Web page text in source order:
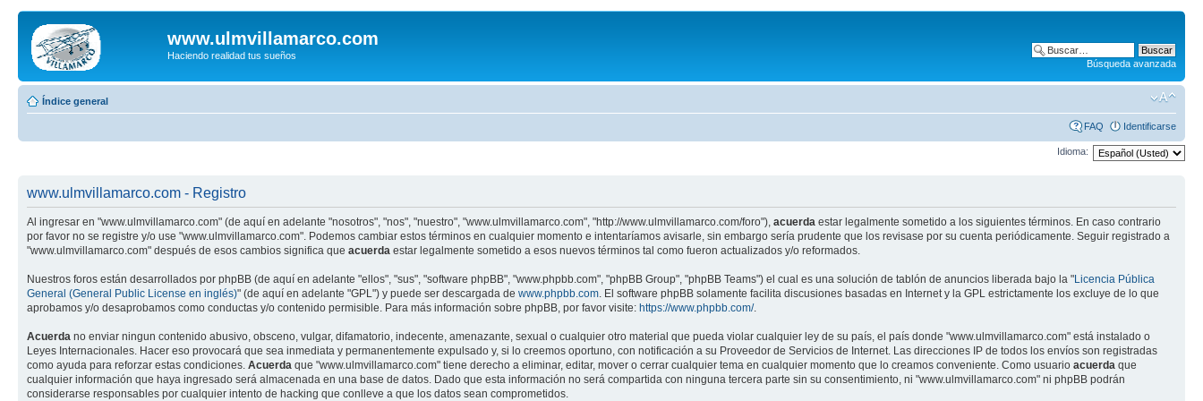
www.ulmvillamarco.com
Haciendo realidad tus sueños
Búsqueda avanzada
Índice general
FAQ Identificarse
Idioma:
www.ulmvillamarco.com - Registro
Al ingresar en "www.ulmvillamarco.com" (de aquí en adelante "nosotros", "nos", "nuestro", "www.ulmvillamarco.com", "http://www.ulmvillamarco.com/foro"), acuerda estar legalmente sometido a los siguientes términos. En caso contrario
por favor no se registre y/o use "www.ulmvillamarco.com". Podemos cambiar estos términos en cualquier momento e intentaríamos avisarle, sin embargo sería prudente que los revisase por su cuenta periódicamente. Seguir registrado a
"www.ulmvillamarco.com" después de esos cambios significa que acuerda estar legalmente sometido a esos nuevos términos tal como fueron actualizados y/o reformados.
Nuestros foros están desarrollados por phpBB (de aquí en adelante "ellos", "sus", "software phpBB", "www.phpbb.com", "phpBB Group", "phpBB Teams") el cual es una solución de tablón de anuncios liberada bajo la "Licencia Pública
General (General Public License en inglés)" (de aquí en adelante "GPL") y puede ser descargada de www.phpbb.com. El software phpBB solamente facilita discusiones basadas en Internet y la GPL estrictamente los excluye de lo que
aprobamos y/o desaprobamos como conductas y/o contenido permisible. Para más información sobre phpBB, por favor visite: https://www.phpbb.com/.
Acuerda no enviar ningun contenido abusivo, obsceno, vulgar, difamatorio, indecente, amenazante, sexual o cualquier otro material que pueda violar cualquier ley de su país, el país donde "www.ulmvillamarco.com" está instalado o
Leyes Internacionales. Hacer eso provocará que sea inmediata y permanentemente expulsado y, si lo creemos oportuno, con notificación a su Proveedor de Servicios de Internet. Las direcciones IP de todos los envíos son registradas
como ayuda para reforzar estas condiciones. Acuerda que "www.ulmvillamarco.com" tiene derecho a eliminar, editar, mover o cerrar cualquier tema en cualquier momento que lo creamos conveniente. Como usuario acuerda que
cualquier información que haya ingresado será almacenada en una base de datos. Dado que esta información no será compartida con ninguna tercera parte sin su consentimiento, ni "www.ulmvillamarco.com" ni phpBB podrán
considerarse responsables por cualquier intento de hacking que conlleve a que los datos sean comprometidos.